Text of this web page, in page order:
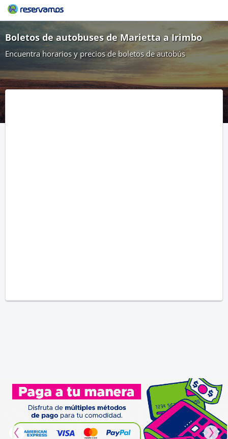
Boletos de autobuses de Marietta a Irimbo
Encuentra horarios y precios de boletos de autobús